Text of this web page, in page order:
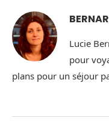
Lucie
pour
plans pour un séjour